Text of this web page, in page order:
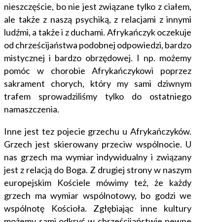
nieszczęście, bo nie jest związane tylko z ciałem,
ale także z naszą psychiką, z relacjami z innymi
ludźmi, a także i z duchami. Afrykańczyk oczekuje
od chrześcijaństwa podobnej odpowiedzi, bardzo
mistycznej i bardzo obrzędowej. I np. możemy
pomóc w chorobie Afrykańczykowi poprzez
sakrament chorych, który my sami dziwnym
trafem sprowadziliśmy tylko do ostatniego
namaszczenia.
Inne jest tez pojecie grzechu u Afrykańczyków.
Grzech jest skierowany przeciw wspólnocie. U
nas grzech ma wymiar indywidualny i związany
jest z relacją do Boga. Z drugiej strony w naszym
europejskim Kościele mówimy też, że każdy
grzech ma wymiar wspólnotowy, bo godzi we
wspólnotę Kościoła. Zgłębiając inne kultury